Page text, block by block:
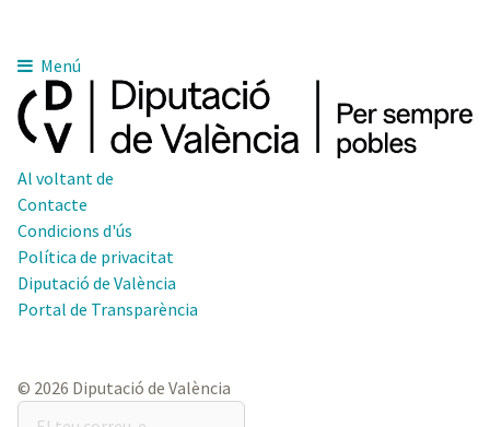
Menú
Al voltant de
Contacte
Condicions d'ús
Política de privacitat
Diputació de València
Portal de Transparència
© 2026 Diputació de València